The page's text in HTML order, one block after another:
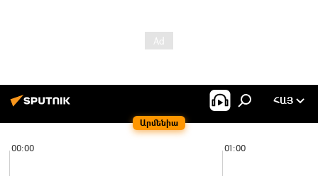
Արմենիա
ՀԱՅ
00:00 01:00